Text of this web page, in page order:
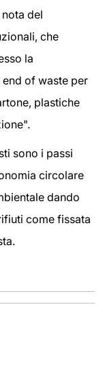
del
che
la
of waste per
plastiche
sono i passi
circolare
dando
come fissata